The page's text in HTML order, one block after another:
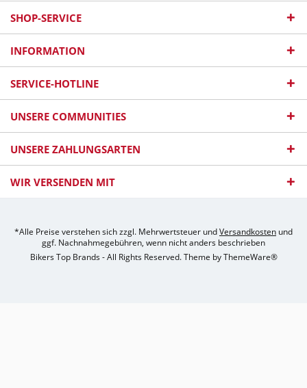
SHOP-SERVICE
INFORMATION
SERVICE-HOTLINE
UNSERE COMMUNITIES
UNSERE ZAHLUNGSARTEN
WIR VERSENDEN MIT
*Alle Preise verstehen sich zzgl. Mehrwertsteuer undVersandkosten und
ggf. Nachnahmegebühren, wenn nicht anders beschrieben
Bikers Top Brands - All Rights Reserved. Theme byThemeWare®